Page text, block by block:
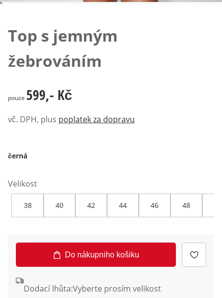
Top s jemným
žebrováním
599,- Kč
pouze 599,- Kč
vč. DPH, plus poplatek za dopravu
černá
Velikost
38 40 42 44 46 48
Do nákupniho košiku
Dodací lhůta:Vyberte prosím velikost